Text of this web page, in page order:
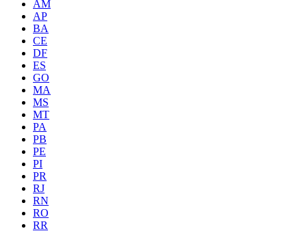
AM
AP
BA
CE
DF
ES
GO
MA
MS
MT
PA
PB
PE
PI
PR
RJ
RN
RO
RR